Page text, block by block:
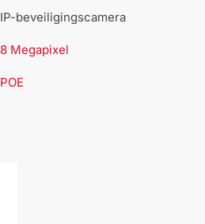
IP-beveiligingscamera
8 Megapixel
POE